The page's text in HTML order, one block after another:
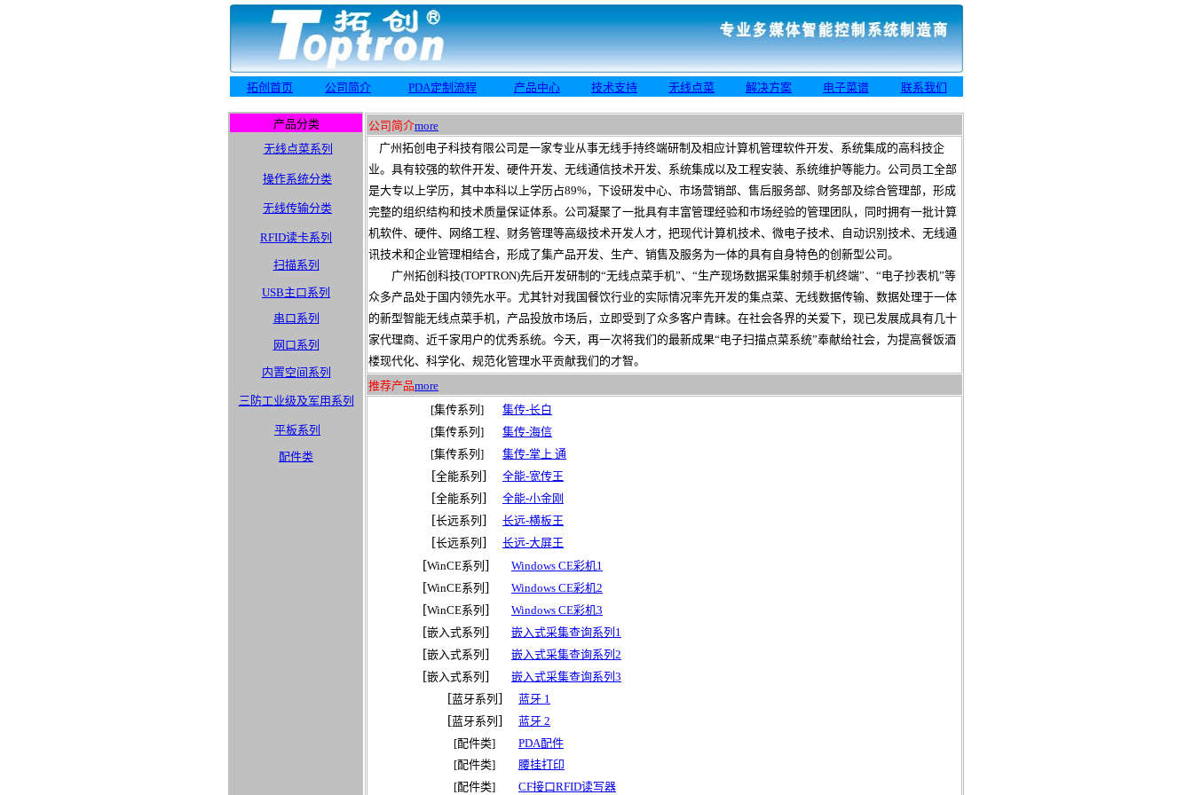
拓创首页 公司简介 PDA定制流程 产品中心 技术支持 无线点菜 解决方案 电子菜谱 联系我们
产品分类
无线点菜系列
操作系统分类
无线传输分类
RFID读卡系列
扫描系列
USB主口系列
串口系列
网口系列
内置空间系列
三防工业级及军用系列
平板系列
配件类
公司简介more
广州拓创电子科技有限公司是一家专业从事无线手持终端研制及相应计算机管理软件开发、系统集成的高科技企
业。具有较强的软件开发、硬件开发、无线通信技术开发、系统集成以及工程安装、系统维护等能力。公司员工全部
是大专以上学历，其中本科以上学历占89%，下设研发中心、市场营销部、售后服务部、财务部及综合管理部，形成
完整的组织结构和技术质量保证体系。公司凝聚了一批具有丰富管理经验和市场经验的管理团队，同时拥有一批计算
机软件、硬件、网络工程、财务管理等高级技术开发人才，把现代计算机技术、微电子技术、自动识别技术、无线通
讯技术和企业管理相结合，形成了集产品开发、生产、销售及服务为一体的具有自身特色的创新型公司。
广州拓创科技(TOPTRON)先后开发研制的“无线点菜手机”、“生产现场数据采集射频手机终端”、“电子抄表机”等
众多产品处于国内领先水平。尤其针对我国餐饮行业的实际情况率先开发的集点菜、无线数据传输、数据处理于一体
的新型智能无线点菜手机，产品投放市场后，立即受到了众多客户青睐。在社会各界的关爱下，现已发展成具有几十
家代理商、近千家用户的优秀系统。今天，再一次将我们的最新成果“电子扫描点菜系统”奉献给社会，为提高餐饭酒
楼现代化、科学化、规范化管理水平贡献我们的才智。
推荐产品more
[集传系列]
集传-长白
[集传系列]
集传-海信
[集传系列]
集传-掌上 通
[全能系列 ] 全能-宽传王
[全能系列 ] 全能-小金刚
[长远系列 ] 长远-横板王
[长远系列 ] 长远-大屏王
[WinCE系列 ] Windows CE彩机1
[WinCE系列 ] Windows CE彩机2
[WinCE系列 ] Windows CE彩机3
[嵌入式系列 ] 嵌入式采集查询系列1
[嵌入式系列 ] 嵌入式采集查询系列2
[嵌入式系列 ] 嵌入式采集查询系列3
[蓝牙系列 ] 蓝牙 1
[蓝牙系列 ]
蓝牙 2
[配件类]
PDA配件
[配件类]
腰挂打印
[配件类]
CF接口RFID读写器